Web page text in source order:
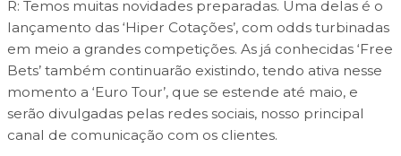
R: Temos muitas novidades preparadas. Uma delas é o
lançamento das ‘Hiper Cotações’, com odds turbinadas
em meio a grandes competições. As já conhecidas ‘Free
Bets’ também continuarão existindo, tendo ativa nesse
momento a ‘Euro Tour’, que se estende até maio, e
serão divulgadas pelas redes sociais, nosso principal
canal de comunicação com os clientes.